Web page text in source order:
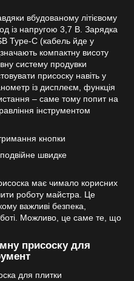
вбудованому літієвому
із напругою 3,7 В. Зарядка
Type-C (кабель йде у
компактну висоту
систему продувки
присоску навіть у
із дисплеєм, функція
– саме тому попит на
інструментом
кнопки
подвійне швидке
має чимало корисних
роботу майстра. Це
важливі безпека,
Можливо, це саме те, що
для плитки